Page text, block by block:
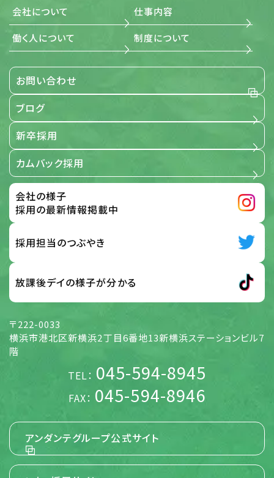
用もしくは提供の拒否を求められたとき、および苦情、相談
の申し出を受けたときは、個人情報に関する本人の権利を
尊重し、誠意をもって対応します。
3. 適用範囲
当社が事業で取扱う全ての個人情報に関する取扱いを定め
るものです。
【適用範囲】
4. 個人情報保護の取組み
当社は、「個人情報保護に関する当社の考え方」および「個人
情報保護方針」に基づき、個人情報を取り扱っている部門ご
とに管理責任者を設置し、個人情報について細心の注意と
最大限の努力をもって、保護、管理を行っております。 この取
扱い要旨において「個人情報」とは、次の各号に該当する情
報のうち、ご本人さまを識別することができる情報をいうも
他の方法で入力され、ご本人さまから当社に提供された情
報 前号の他、当社がご本人さまから提供を受けた情報 及
5. 個人情報の取扱い方針 (取得・利用目的、
第三者提供)
当社は、当社が展開する様々な事業活動に関して、個人情報
ものとします。また、ご本人さまに個人情報を提供いただく場
合には事前にその使用目的を明示し、ご本人さまに同意をい
ただくものとします。 当社は、特定の条件のものを除き、あら
かじめご本人さまの事前の同意を得ないで、ご本人さまの個
社と共同して事業活動を行う場合に必要となる、お名前並び
に職場およびご自宅の住所、電話番号、FAX番号、電子メー
ルアドレス等のご本人さまの個人情報につき、当該グループ
会社に提供することがあります。
会社について 仕事内容
働く人について 制度について
お問い合わせ
ブログ
新卒採用
カムバック採用
会社の様子
採用の最新情報掲載中
採用担当のつぶやき
放課後デイの様子が分かる
〒222-0033
横浜市港北区新横浜2丁目6番地13新横浜ステーションビル7
階
TEL： 045-594-8945
FAX： 045-594-8946
アンダンテグループ公式サイト